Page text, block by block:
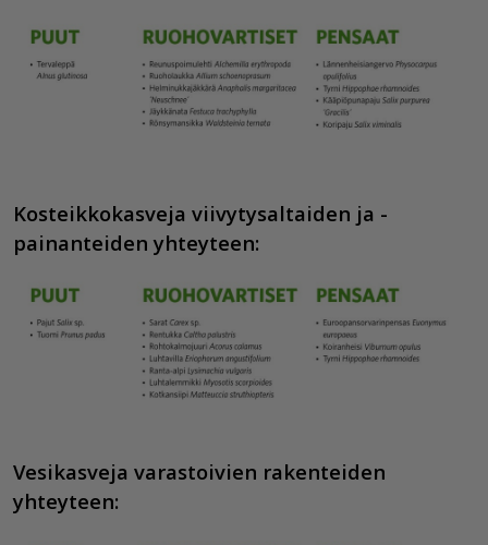
Kosteikkokasveja viivytysaltaiden ja -
painanteiden yhteyteen:
Vesikasveja varastoivien rakenteiden
yhteyteen: